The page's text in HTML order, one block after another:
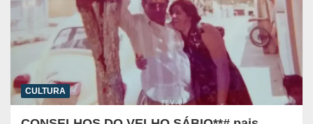
CULTURA